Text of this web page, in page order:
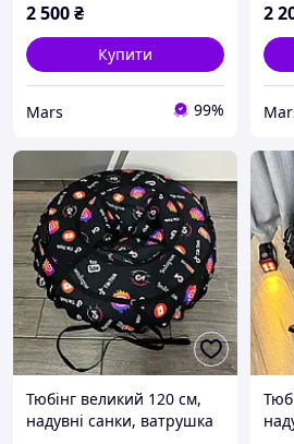
2 500₴
Купити
Mars 99%
2
Тюбінг великий 120 см,
надувні санки, ватрушка